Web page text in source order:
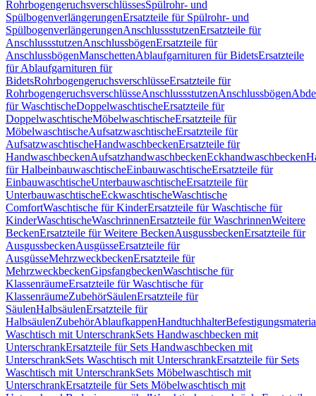
RohrbogengeruchsverschlüssesSpülrohr- und
SpülbogenverlängerungenErsatzteile für Spülrohr- und
SpülbogenverlängerungenAnschlussstutzenErsatzteile für
AnschlussstutzenAnschlussbögenErsatzteile für
AnschlussbögenManschettenAblaufgarnituren für BidetsErsatzteile
für Ablaufgarnituren für
BidetsRohrbogengeruchsverschlüsseErsatzteile für
RohrbogengeruchsverschlüsseAnschlussstutzenAnschlussbögen
für WaschtischeDoppelwaschtischeErsatzteile für
DoppelwaschtischeMöbelwaschtischeErsatzteile für
MöbelwaschtischeAufsatzwaschtischeErsatzteile für
AufsatzwaschtischeHandwaschbeckenErsatzteile für
HandwaschbeckenAufsatzhandwaschbeckenEckhandwaschbecken
für HalbeinbauwaschtischeEinbauwaschtischeErsatzteile für
EinbauwaschtischeUnterbauwaschtischeErsatzteile für
UnterbauwaschtischeEckwaschtischeWaschtische
ComfortWaschtische für KinderErsatzteile für Waschtische für
KinderWaschtischeWaschrinnenErsatzteile für WaschrinnenWeitere
BeckenErsatzteile für Weitere BeckenAusgussbeckenErsatzteile für
AusgussbeckenAusgüsseErsatzteile für
AusgüsseMehrzweckbeckenErsatzteile für
MehrzweckbeckenGipsfangbeckenWaschtische für
KlassenräumeErsatzteile für Waschtische für
KlassenräumeZubehörSäulenErsatzteile für
SäulenHalbsäulenErsatzteile für
HalbsäulenZubehörAblaufkappenHandtuchhalter
Waschtisch mit UnterschrankSets Handwaschbecken mit
UnterschrankErsatzteile für Sets Handwaschbecken mit
UnterschrankSets Waschtisch mit UnterschrankErsatzteile für Sets
Waschtisch mit UnterschrankSets Möbelwaschtisch mit
UnterschrankErsatzteile für Sets Möbelwaschtisch mit